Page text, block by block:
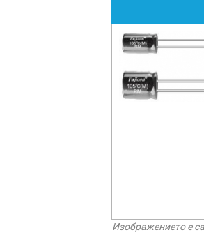
Изображението е